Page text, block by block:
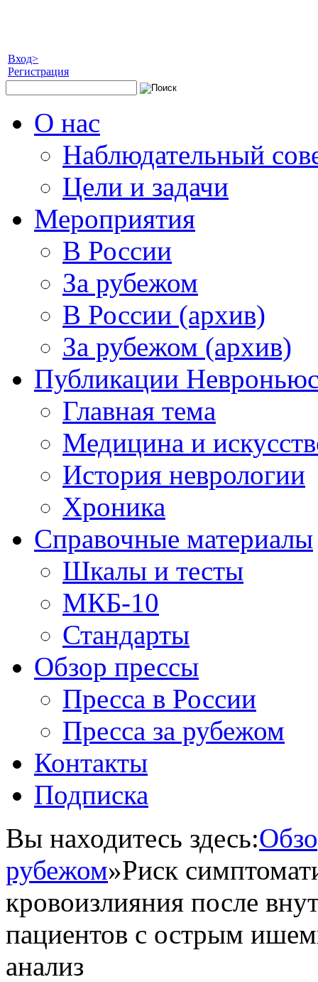
Вход>
Регистрация
О нас
Наблюдательный
Цели и задачи
Мероприятия
В России
За рубежом
В России (архив)
За рубежом (архив)
Публикации
Главная тема
Медицина и
История неврологии
Хроника
Справочные материалы
Шкалы и тесты
МКБ-10
Стандарты
Обзор прессы
Пресса в России
Пресса за рубежом
Контакты
Подписка
Вы находитесь здесь:
рубежом»Риск
кровоизлияния после
пациентов с острым
анализ